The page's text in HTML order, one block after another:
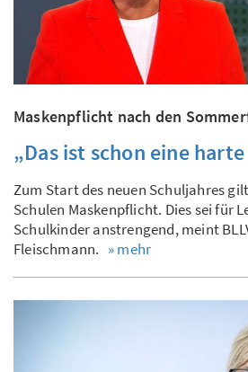
Maskenpflicht nach den
„Das ist schon eine
Zum Start des neuen Schuljahres
Schulen Maskenpflicht. Dies sei für
Schulkinder anstrengend, meint
Fleischmann. » mehr